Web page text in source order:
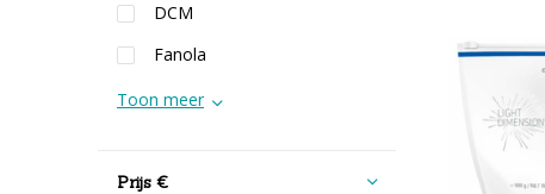
DCM
Fanola
Toon meer
Prijs €